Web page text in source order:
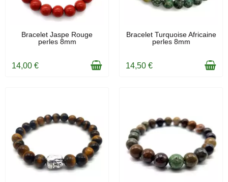
EN STOCK
Bracelet Jaspe Rouge
perles 8mm
14,00 €
EN STOCK
Bracelet Turquoise Africaine
perles 8mm
14,50 €